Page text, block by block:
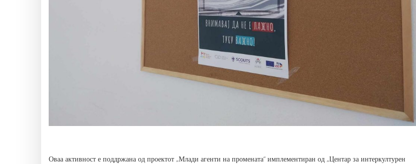
Оваа активност е поддржана од проектот „Млади агенти на промената“ имплементиран од „Центар за интеркултурен